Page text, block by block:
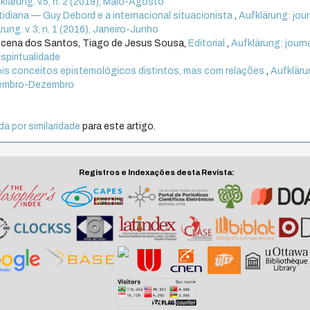
— Guy Debord e a internacional situacionista,Aufklärung:
v. 3, n. 1 (2016), Janeiro-Junho
dos Santos, Tiago de Jesus Sousa, Editorial,Aufklärung:
conceitos epistemológicos distintos, mas com relações,
Dezembro
por similaridade para este artigo.
Registros e Indexações desta Revista: